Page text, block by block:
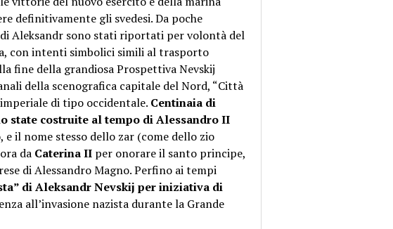
definitivamente gli svedesi. Da poche
Aleksandr sono stati riportati per volontà del
con intenti simbolici simili al trasporto
fine della grandiosa Prospettiva Nevskij
della scenografica capitale del Nord, “Città
di tipo occidentale. Centinaia di
state costruite al tempo di Alessandro II
il nome stesso dello zar (come dello zio
da Caterina IIper onorare il santo principe,
di Alessandro Magno. Perfino ai tempi
di Aleksandr Nevskij per iniziativa di
all’invasione nazista durante la Grande